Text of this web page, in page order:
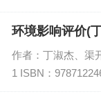
环境影响评价(
作者：丁淑杰、渠
1 ISBN：